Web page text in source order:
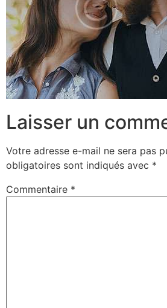
Laisser un
Votre adresse e-mail ne sera pas
obligatoires sont indiqués avec *
Commentaire *